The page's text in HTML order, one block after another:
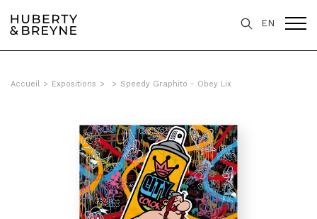
EN
Accueil > Expositions > > Speedy Graphito - Obey Lix